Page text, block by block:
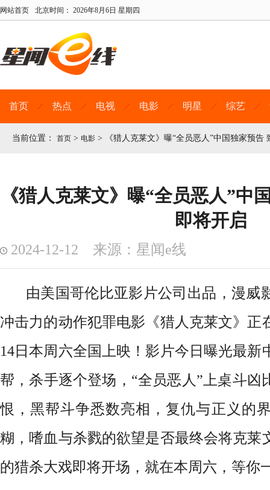
网站首页 北京时间： 2026年8月6日 星期四
首页 热点 电视 电影 明星 综艺
当前位置： 首页 > 电影 > 《猎人克莱文》曝“全员恶人”中国独家预告
《猎人克莱文》曝“全员恶人”中
即将开启
2024-12-12 来源：星闻e线
由美国哥伦比亚影片公司出品，漫威
冲击力的动作犯罪电影《猎人克莱文》正
14日本周六全国上映！影片今日曝光最新
帮，杀手逐个登场，“全员恶人”上桌斗凶
恨，黑帮斗争悉数亮相，复仇与正义的
糊，嗜血与杀戮的欲望是否最终会将克莱
的猎杀大戏即将开场，就在本周六，等你